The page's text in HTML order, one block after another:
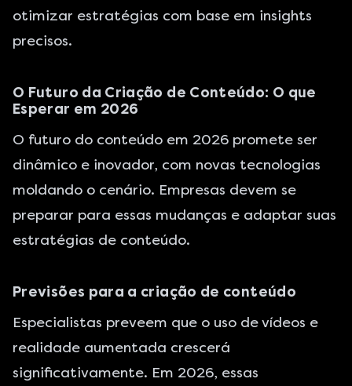
otimizar estratégias com base em insights
precisos.
O Futuro da Criação de Conteúdo: O que
Esperar em 2026
O futuro do conteúdo em 2026 promete ser
dinâmico e inovador, com novas tecnologias
moldando o cenário. Empresas devem se
preparar para essas mudanças e adaptar suas
estratégias de conteúdo.
Previsões para a criação de conteúdo
Especialistas preveem que o uso de vídeos e
realidade aumentada crescerá
significativamente. Em 2026, essas